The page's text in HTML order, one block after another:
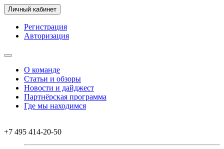
Личный кабинет
Регистрация
Авторизация
О команде
Статьи и обзоры
Новости и дайджест
Партнёрская программа
Где мы находимся
+7 495 414-20-50